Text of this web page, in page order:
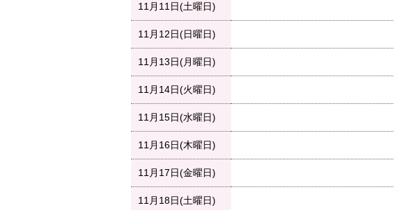
11月11日(土曜日)
11月12日(日曜日)
11月13日(月曜日)
11月14日(火曜日)
11月15日(水曜日)
11月16日(木曜日)
11月17日(金曜日)
11月18日(土曜日)